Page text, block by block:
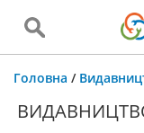
Головна /